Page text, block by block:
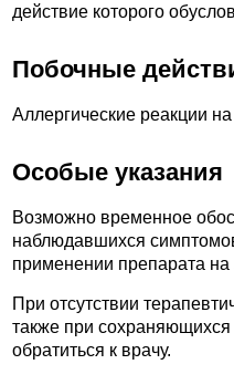
действие которого
Побочные
Аллергические реакции
Особые указания
Возможно временное
наблюдавшихся
применении препарата на
При отсутствии
также при
обратиться к врачу.